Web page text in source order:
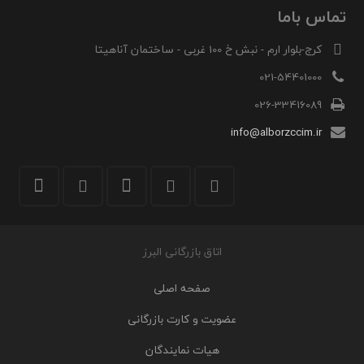
تماس باما
کرج-بلوار ارم - نبش خ 100 غربی - ساختمان آناهیتا
021-54401000
026-33416089
info@alborzccim.ir
اتاق بازرگانی البرز
صفحه اصلی
عضویت و کارت بازرگانی
هیات نمایندگان